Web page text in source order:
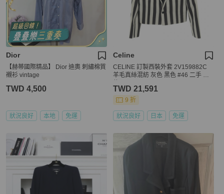
Dior
【赫蒂國際精品】 Dior 迪奧 刺繡棉質
襯衫 vintage
TWD 4,500
狀況良好 本地 免運
Celine
CELINE 訂製西裝外套 2V159882C
羊毛真絲混紡 灰色 黑色 #46 二手 男
TWD 21,591
9 折
狀況良好 日本 免運